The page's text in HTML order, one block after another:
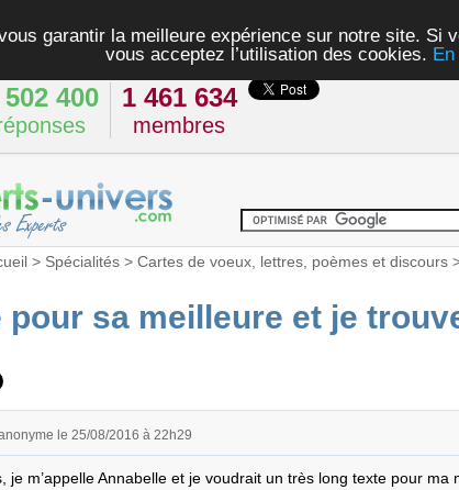
garantir la meilleure expérience sur notre site. Si
vous acceptez l’utilisation des cookies.
502 400 1 461 634
membres
> Spécialités> Cartes de voeux, lettres, poèmes et discours
pour sa meilleure et je
le 25/08/2016 à 22h29
je m’appelle Annabelle et je voudrait un très long texte pour ma